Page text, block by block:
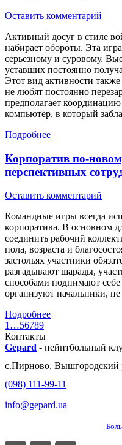
Оставить комментарий
Активный досуг в стиле
набирает обороты. Эта
серьезному и суровому.
уставших постоянно
Этот вид активности
не любят постоянно
предполагает
компьютер, в который
Подробнее
Корпоратив по-
перспективных
Оставить комментарий
Командные игры всегда
корпоратива. В основном
соединить рабочий
пола, возраста и
застольях участники
разгадывают шарады,
способами поднимают
организуют начальники,
Подробнее
1 …56789
Контакты
Gepard - пейнтбольный
с.Пирново, Вышгородский
(098) 111-99-11
info@gepard.ua